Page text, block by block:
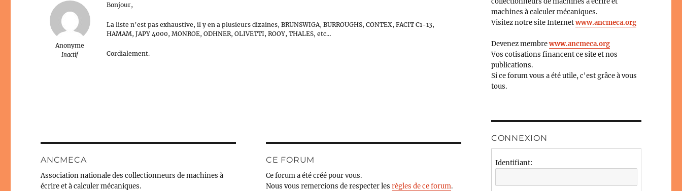
Anonyme
Inactif
Bonjour,
La liste n’est pas exhaustive, il y en a plusieurs dizaines, BRUNSWIGA, BURROUGHS, CONTEX, FACIT C1-13,
HAMAM, JAPY 4000, MONROE, ODHNER, OLIVETTI, ROOY, THALES, etc…
Cordialement.
ANCMECA
Association nationale des collectionneurs de machines à
écrire et à calculer mécaniques.
CE FORUM
Ce forum a été créé pour vous.
Nous vous remercions de respecter lesrègles de ce forum.
machines à calculer mécaniques.
Visitez notre site Internetwww.ancmeca.org
Devenez membrewww.ancmeca.org
Vos cotisations financent ce site et nos
publications.
Si ce forum vous a été utile, c'est grâce à vous
tous.
CONNEXION
Identifiant: